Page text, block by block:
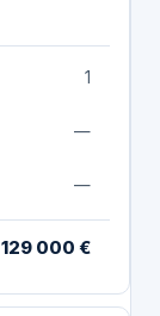
1
—
—
129 000 €